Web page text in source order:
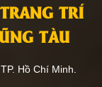
TRÍ
TÀU
Hồ Chí Minh.